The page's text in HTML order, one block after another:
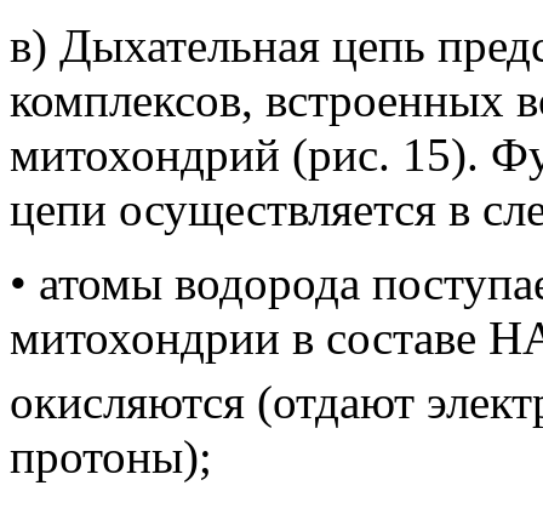
в) Дыхательная цепь
комплексов,
митохондрий (рис. 15).
цепи осуществляется в
• атомы водорода
митохондрии в
окисляются (отдают
протоны);